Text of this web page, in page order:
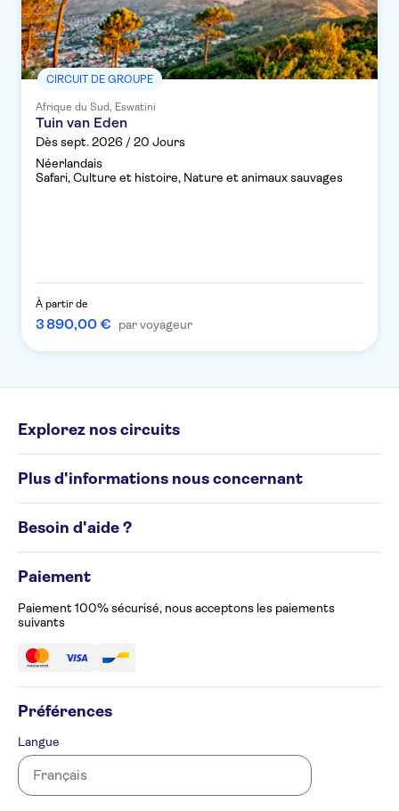
CIRCUIT DE GROUPE
Afrique du Sud, Eswatini
Tuin van Eden
Dès sept. 2026 / 20 Jours
Néerlandais
Safari, Culture et histoire, Nature et animaux sauvages
À partir de
3 890,00 € par voyageur
Explorez nos circuits
Circuits de groupe
Destinations
Plus d'informations nous concernant
Politique en matière de cookies
Avis de confidentialité
Gérez vos préférences en matière de cookies
Besoin d'aide ?
Formulaire de plainte
Paiement
Paiement 100% sécurisé, nous acceptons les paiements
suivants
Préférences
Langue